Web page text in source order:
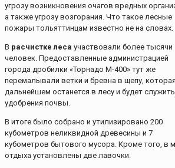
угрозу возникновения очагов вредных
а также угрозу возгорания. Что такое лесные
пожары тольяттинцам известно не на словах.
В расчистке леса участвовали более тысячи
человек. Предоставленные администрацией
города дробилки «Торнадо М-400» тут же
перемалывали ветки и бревна в щепу,
дальнейшем останется в лесу и будет
удобрения почвы.
В итоге было собрано и утилизировано 200
кубометров неликвидной древесины и 7
кубометров бытового мусора. Кроме того, в
отдыха установлены две лавочки.